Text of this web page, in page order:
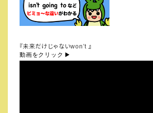
『未来だけじゃないwon’t』
動画をクリック ▶️